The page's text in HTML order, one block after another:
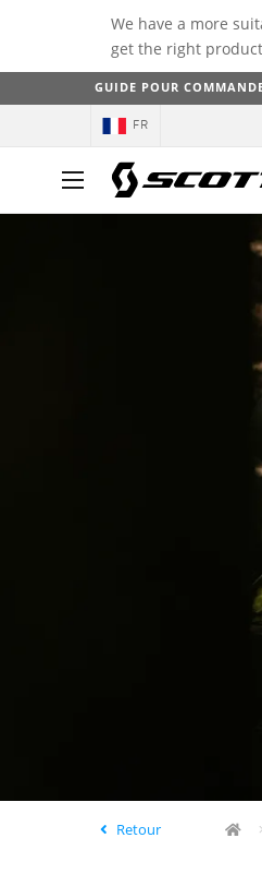
We have a more
get the right
GUIDE POUR
FR
Retour